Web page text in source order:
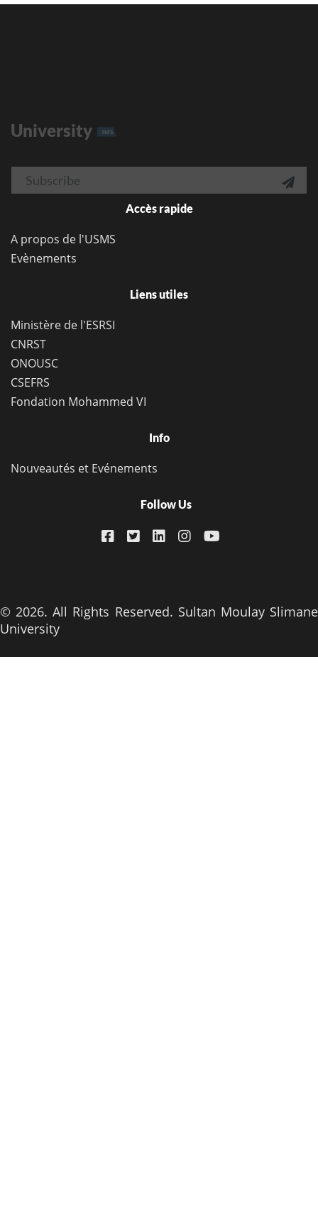
Accès rapide
A propos de l'USMS
Evènements
Liens utiles
Ministère de l'ESRSI
CNRST
ONOUSC
CSEFRS
Fondation Mohammed VI
Info
Nouveautés et Evénements
Follow Us
© 2026. All Rights Reserved. Sultan Moulay Slimane
University